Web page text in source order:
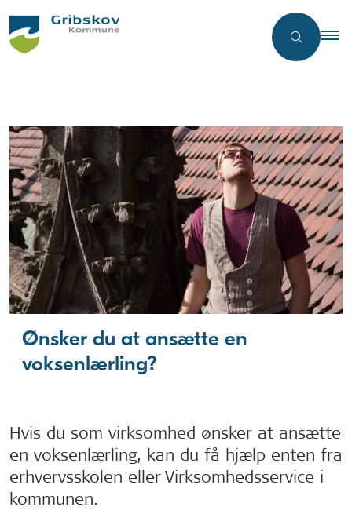
Ønsker du at ansætte en
voksenlærling?
Hvis du som virksomhed ønsker at ansætte
en voksenlærling, kan du få hjælp enten fra
erhvervsskolen eller Virksomhedsservice i
kommunen.